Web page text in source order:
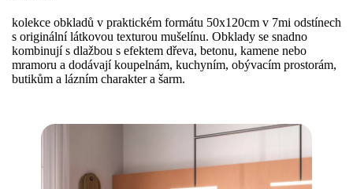
kolekce obkladů v praktickém formátu 50x120cm v 7mi odstínech
s originální látkovou texturou mušelínu. Obklady se snadno
kombinují s dlažbou s efektem dřeva, betonu, kamene nebo
mramoru a dodávají koupelnám, kuchyním, obývacím prostorám,
butikům a lázním charakter a šarm.